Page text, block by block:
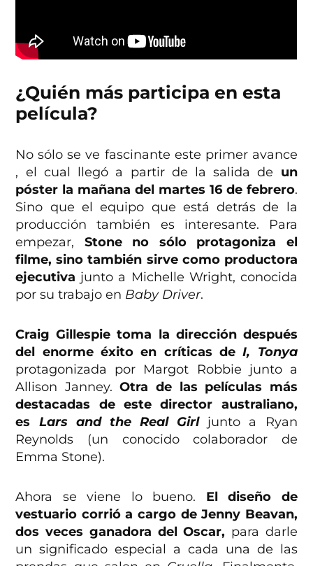
¿Quién más participa en esta
película?
No sólo se ve fascinante este primer avance
, el cual llegó a partir de la salida de un
póster la mañana del martes 16 de febrero.
Sino que el equipo que está detrás de la
producción también es interesante. Para
empezar, Stone no sólo protagoniza el
filme, sino también sirve como productora
ejecutiva junto a Michelle Wright, conocida
por su trabajo en Baby Driver.
Craig Gillespie toma la dirección después
del enorme éxito en críticas deI, Tonya
protagonizada por Margot Robbie junto a
Allison Janney.Otra de las películas más
destacadas de este director australiano,
es Lars and the Real Girljunto a Ryan
Reynolds (un conocido colaborador de
Emma Stone).
Ahora se viene lo bueno. El diseño de
vestuario corrió a cargo de Jenny Beavan,
dos veces ganadora del Oscar, para darle
un significado especial a cada una de las